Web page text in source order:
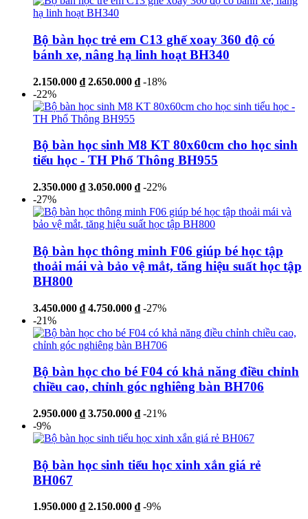
Bộ bàn học trẻ em C13 ghế xoay 360 độ có
bánh xe, nâng hạ linh hoạt BH340
2.150.000 ₫ 2.650.000 ₫ -18%
-22%
Bộ bàn học sinh M8 KT 80x60cm cho học sinh
tiểu học - TH Phổ Thông BH955
2.350.000 ₫ 3.050.000 ₫ -22%
-27%
Bộ bàn học thông minh F06 giúp bé học tập
thoải mái và bảo vệ mắt, tăng hiệu suất học tập
BH800
3.450.000 ₫ 4.750.000 ₫ -27%
-21%
Bộ bàn học cho bé F04 có khả năng điều chỉnh
chiều cao, chỉnh góc nghiêng bàn BH706
2.950.000 ₫ 3.750.000 ₫ -21%
-9%
Bộ bàn học sinh tiểu học xinh xắn giá rẻ
BH067
1.950.000 ₫ 2.150.000 ₫ -9%